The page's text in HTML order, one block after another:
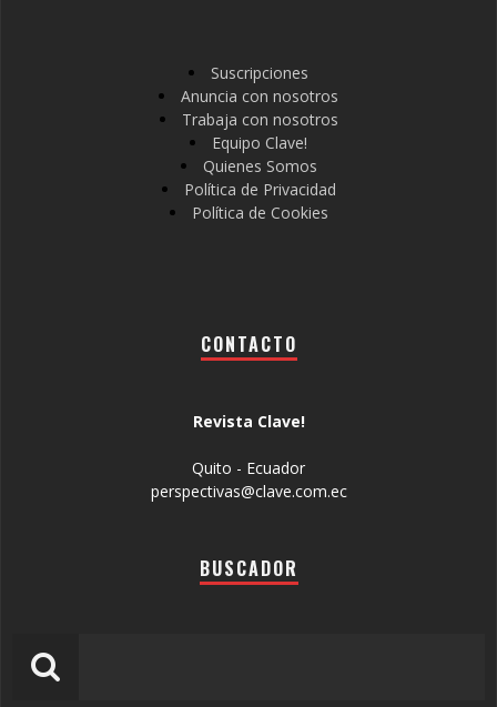
Suscripciones
Anuncia con nosotros
Trabaja con nosotros
Equipo Clave!
Quienes Somos
Política de Privacidad
Política de Cookies
CONTACTO
Revista Clave!
Quito - Ecuador
perspectivas@clave.com.ec
BUSCADOR